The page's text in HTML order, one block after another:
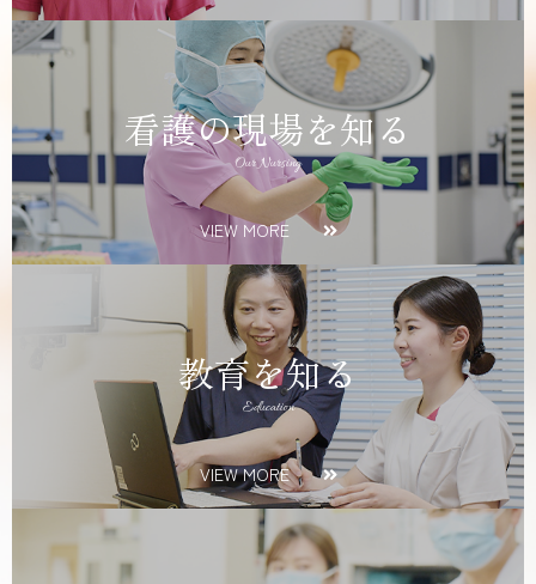
看護の現場を知る
Our Nursing
VIEW MORE
教育を知る
Education
VIEW MORE